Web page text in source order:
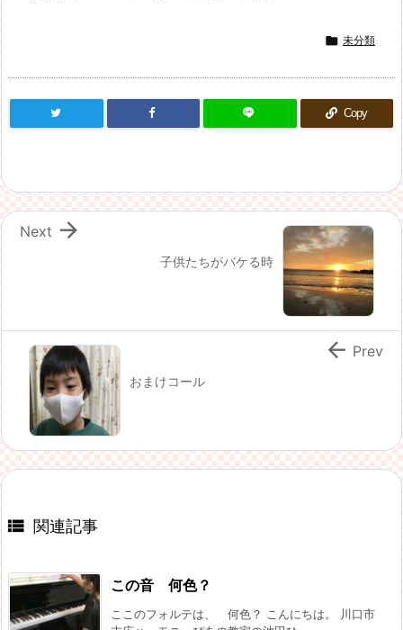
 未分類
Copy
子供たちがバケる時

Next
おまけコール
 Prev
 関連記事
この音 何色？
ここのフォルテは、 何色？ こんにちは。 川口市